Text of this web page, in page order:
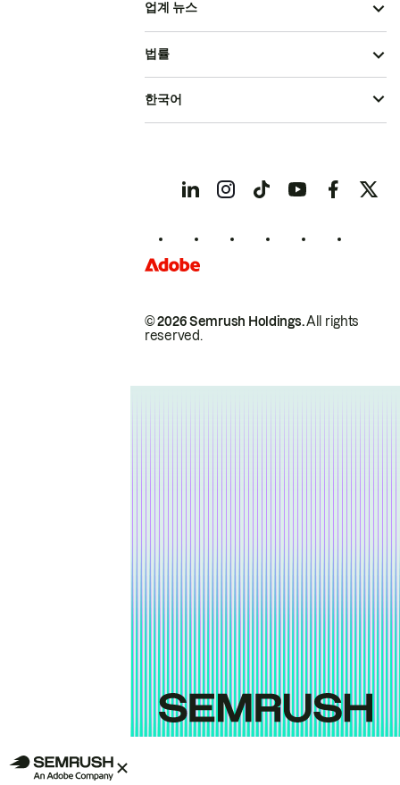
업계 뉴스
© 2026 Semrush Holdings.All rights
reserved.
법률
한국어